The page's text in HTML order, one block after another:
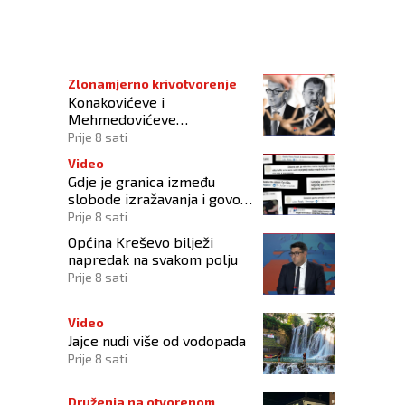
PJESMA ĆE SE PRETVORITI U PLAČ' Jeziva poruka ISIS-a
Zlonamjerno krivotvorenje
Konakovićeve i
Mehmedovićeve
manipulacije ne osporavaju
Prije 8 sati
Video
Gdje je granica između
slobode izražavanja i govora
mržnje?
Prije 8 sati
Općina Kreševo bilježi
napredak na svakom polju
Prije 8 sati
Video
Jajce nudi više od vodopada
Prije 8 sati